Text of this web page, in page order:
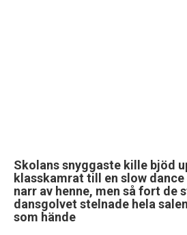
Skolans snyggaste kille bjöd
klasskamrat till en slow
narr av henne, men så fort de
dansgolvet stelnade hela
som hände